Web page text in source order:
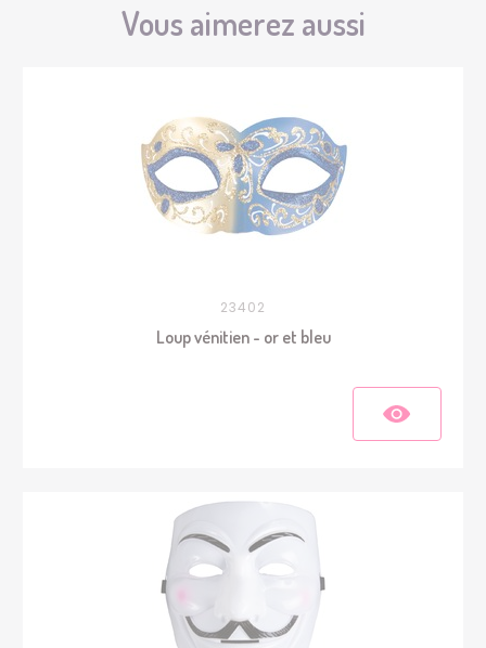
Vous aimerez aussi
23402
Loup vénitien - or et bleu